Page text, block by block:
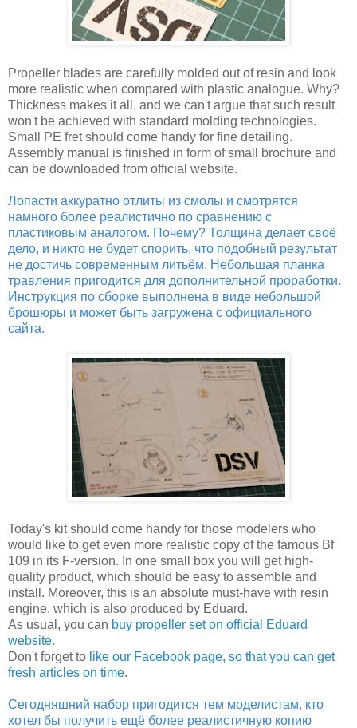
Propeller blades are carefully molded out of resin and look
more realistic when compared with plastic analogue. Why?
Thickness makes it all, and we can't argue that such result
won't be achieved with standard molding technologies.
Small PE fret should come handy for fine detailing.
Assembly manual is finished in form of small brochure and
can be downloaded from official website.
Лопасти аккуратно отлиты из смолы и смотрятся
намного более реалистично по сравнению с
пластиковым аналогом. Почему? Толщина делает своё
дело, и никто не будет спорить, что подобный результат
не достичь современным литьём. Небольшая планка
травления пригодится для дополнительной проработки.
Инструкция по сборке выполнена в виде небольшой
брошюры и может быть загружена с официального
сайта.
Today's kit should come handy for those modelers who
would like to get even more realistic copy of the famous Bf
109 in its F-version. In one small box you will get high-
quality product, which should be easy to assemble and
install. Moreover, this is an absolute must-have with resin
engine, which is also produced by Eduard.
As usual, you can buy propeller set on official Eduard
website.
Don't forget to like our Facebook page, so that you can get
fresh articles on time.
Сегодняшний набор пригодится тем моделистам, кто
хотел бы получить ещё более реалистичную копию